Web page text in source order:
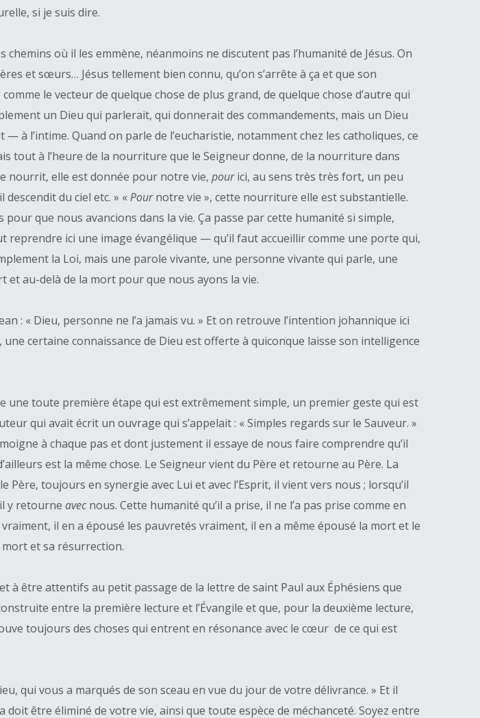
si je suis dire.
où il les emmène, néanmoins ne discutent pas l’humanité de Jésus. On
et sœurs… Jésus tellement bien connu, qu’on s’arrête à ça et que son
le vecteur de quelque chose de plus grand, de quelque chose d’autre qui
un Dieu qui parlerait, qui donnerait des commandements, mais un Dieu
à l’intime. Quand on parle de l’eucharistie, notamment chez les catholiques, ce
tout à l’heure de la nourriture que le Seigneur donne, de la nourriture dans
nourrit, elle est donnée pour notre vie, pourici, au sens très très fort, un peu
du ciel etc. » «Pournotre vie », cette nourriture elle est substantielle.
que nous avancions dans la vie. Ça passe par cette humanité si simple,
ici une image évangélique — qu’il faut accueillir comme une porte qui,
la Loi, mais une parole vivante, une personne vivante qui parle, une
au-delà de la mort pour que nous ayons la vie.
: « Dieu, personne ne l’a jamais vu. » Et on retrouve l’intention johannique ici
certaine connaissance de Dieu est offerte à quiconque laisse son intelligence
toute première étape qui est extrêmement simple, un premier geste qui est
qui avait écrit un ouvrage qui s’appelait : « Simples regards sur le Sauveur. »
à chaque pas et dont justement il essaye de nous faire comprendre qu’il
est la même chose. Le Seigneur vient du Père et retourne au Père. La
toujours en synergie avec Lui et avec l’Esprit, il vient vers nous ; lorsqu’il
y retourne avecnous. Cette humanité qu’il a prise, il ne l’a pas prise comme en
il en a épousé les pauvretés vraiment, il en a même épousé la mort et le
et sa résurrection.
être attentifs au petit passage de la lettre de saint Paul aux Éphésiens que
entre la première lecture et l’Évangile et que, pour la deuxième lecture,
toujours des choses qui entrent en résonance avec le cœur de ce qui est
qui vous a marqués de son sceau en vue du jour de votre délivrance. » Et il
être éliminé de votre vie, ainsi que toute espèce de méchanceté. Soyez entre